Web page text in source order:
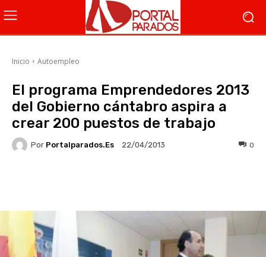
Inicio Autoempleo
El programa Emprendedores 2013
del Gobierno cántabro aspira a
crear 200 puestos de trabajo
Por Portalparados.es 22/04/2013 0